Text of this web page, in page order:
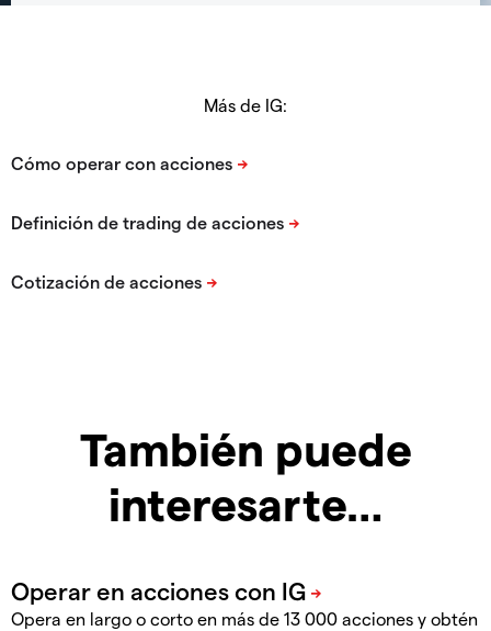
Más de IG:
También puede
interesarte…
Opera en largo o corto en más de 13 000 acciones y obtén